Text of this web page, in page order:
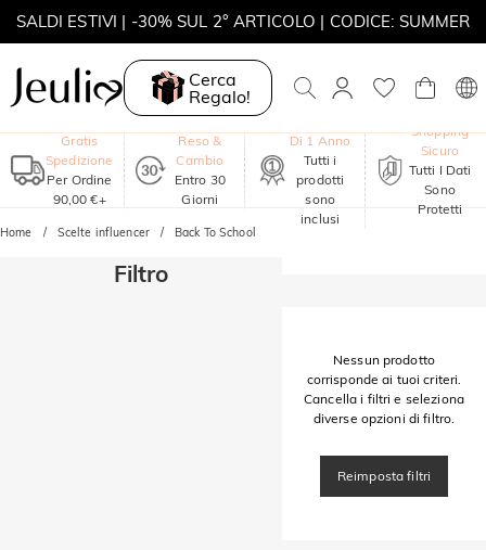
SALDI ESTIVI | -30% SUL 2° ARTICOLO | CODICE: SUMMER
MOVE MY WAY | ACQUISTA 3, COLLANA IN REGALO
Cerca
Regalo!
Gratis
Spedizione
Per Ordine
90,00 €+
Reso &
Cambio
Entro 30
Giorni
Di 1 Anno
Tutti i
prodotti
sono
inclusi
Shopping
Sicuro
Tutti I Dati
Sono
Protetti
Home Scelte influencer Back To School
Filtro
Nessun prodotto
corrisponde ai tuoi criteri.
Cancella i filtri e seleziona
diverse opzioni di filtro.
Reimposta filtri